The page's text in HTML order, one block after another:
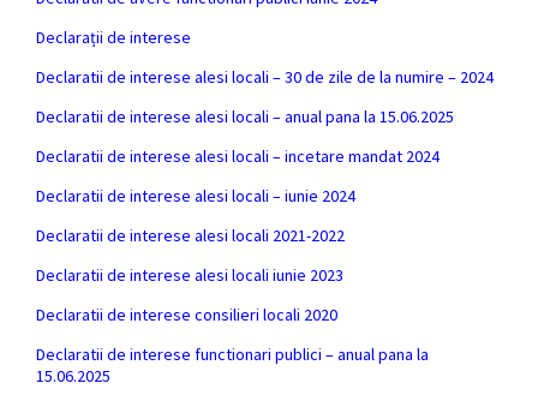
Declarații de interese
Declaratii de interese alesi locali – 30 de zile de la numire – 2024
Declaratii de interese alesi locali – anual pana la 15.06.2025
Declaratii de interese alesi locali – incetare mandat 2024
Declaratii de interese alesi locali – iunie 2024
Declaratii de interese alesi locali 2021-2022
Declaratii de interese alesi locali iunie 2023
Declaratii de interese consilieri locali 2020
Declaratii de interese functionari publici – anual pana la
15.06.2025